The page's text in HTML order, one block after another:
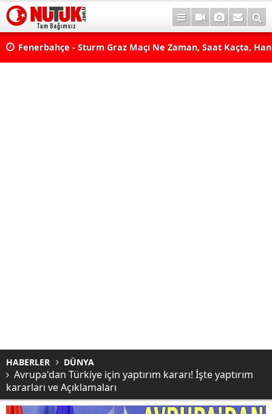
Fenerbahçe - Sturm Graz Maçı Ne Zaman, Saat Kaçta,
HABERLER DÜNYA
Avrupa'dan Türkiye için yaptırım kararı! İşte yaptırım
kararları ve Açıklamaları